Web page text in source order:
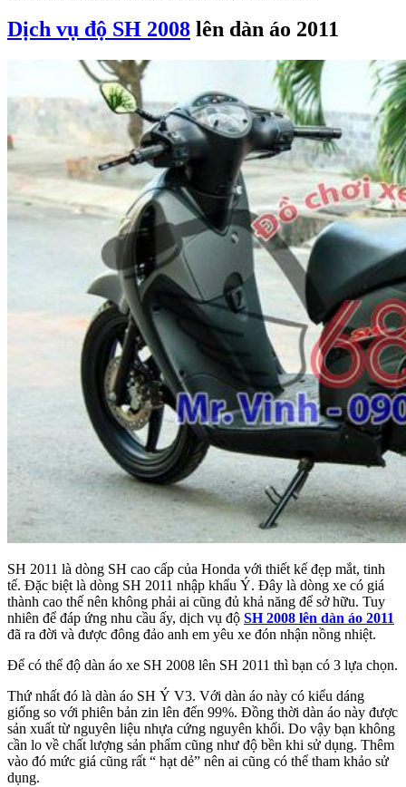
Dịch vụ độ SH 2008 lên dàn áo 2011
SH 2011 là dòng SH cao cấp của Honda với thiết kế đẹp mắt, tinh
tế. Đặc biệt là dòng SH 2011 nhập khẩu Ý. Đây là dòng xe có giá
thành cao thế nên không phải ai cũng đủ khả năng để sở hữu. Tuy
nhiên để đáp ứng nhu cầu ấy, dịch vụ độ SH 2008 lên dàn áo 2011
đã ra đời và được đông đảo anh em yêu xe đón nhận nồng nhiệt.
Để có thể độ dàn áo xe SH 2008 lên SH 2011 thì bạn có 3 lựa chọn.
Thứ nhất đó là dàn áo SH Ý V3. Với dàn áo này có kiểu dáng
giống so với phiên bản zin lên đến 99%. Đồng thời dàn áo này được
sản xuất từ nguyên liệu nhựa cứng nguyên khối. Do vậy bạn không
cần lo về chất lượng sản phẩm cũng như độ bền khi sử dụng. Thêm
vào đó mức giá cũng rất “ hạt dẻ” nên ai cũng có thể tham khảo sử
dụng.